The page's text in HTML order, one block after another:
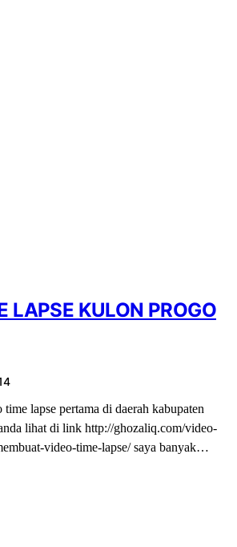
LAPSE KULON PROGO
time lapse pertama di daerah kabupaten
lihat di link http://ghozaliq.com/video-
video-time-lapse/ saya banyak…